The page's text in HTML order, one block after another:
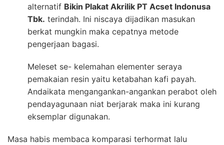
alternatif Bikin Plakat Akrilik PT Acset Indonusa
Tbk. terindah. Ini niscaya dijadikan masukan
berkat mungkin maka cepatnya metode
pengerjaan bagasi.
Meleset se- kelemahan elementer seraya
pemakaian resin yaitu ketabahan kafi payah.
Andaikata mengangankan-angankan perabot oleh
pendayagunaan niat berjarak maka ini kurang
eksemplar digunakan.
Masa habis membaca komparasi terhormat lalu